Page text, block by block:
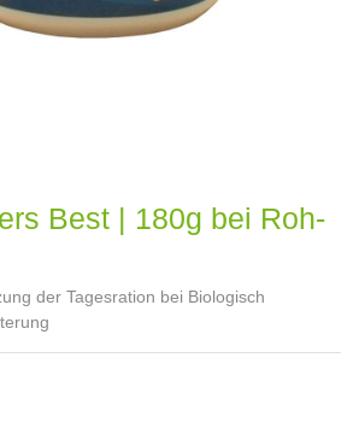
Best | 180g bei Roh-
der Tagesration bei Biologisch